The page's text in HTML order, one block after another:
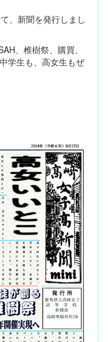
、新聞を発行しまし
、椎樹祭、購買、
学生も、高女生もぜ